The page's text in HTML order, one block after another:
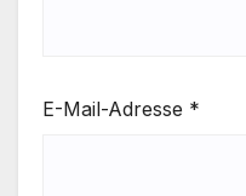
E-Mail-Adresse *